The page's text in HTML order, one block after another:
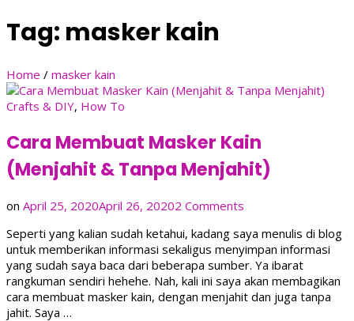
Tag: masker kain
Home / masker kain
Crafts & DIY, How To
Cara Membuat Masker Kain
(Menjahit & Tanpa Menjahit)
on April 25, 2020April 26, 20202 Comments
Membuat
Masker
Kain
(Menjahit
&
Seperti yang kalian sudah ketahui, kadang saya menulis di blog
untuk memberikan informasi sekaligus menyimpan informasi
yang sudah saya baca dari beberapa sumber. Ya ibarat
rangkuman sendiri hehehe. Nah, kali ini saya akan membagikan
cara membuat masker kain, dengan menjahit dan juga tanpa
jahit. Saya …